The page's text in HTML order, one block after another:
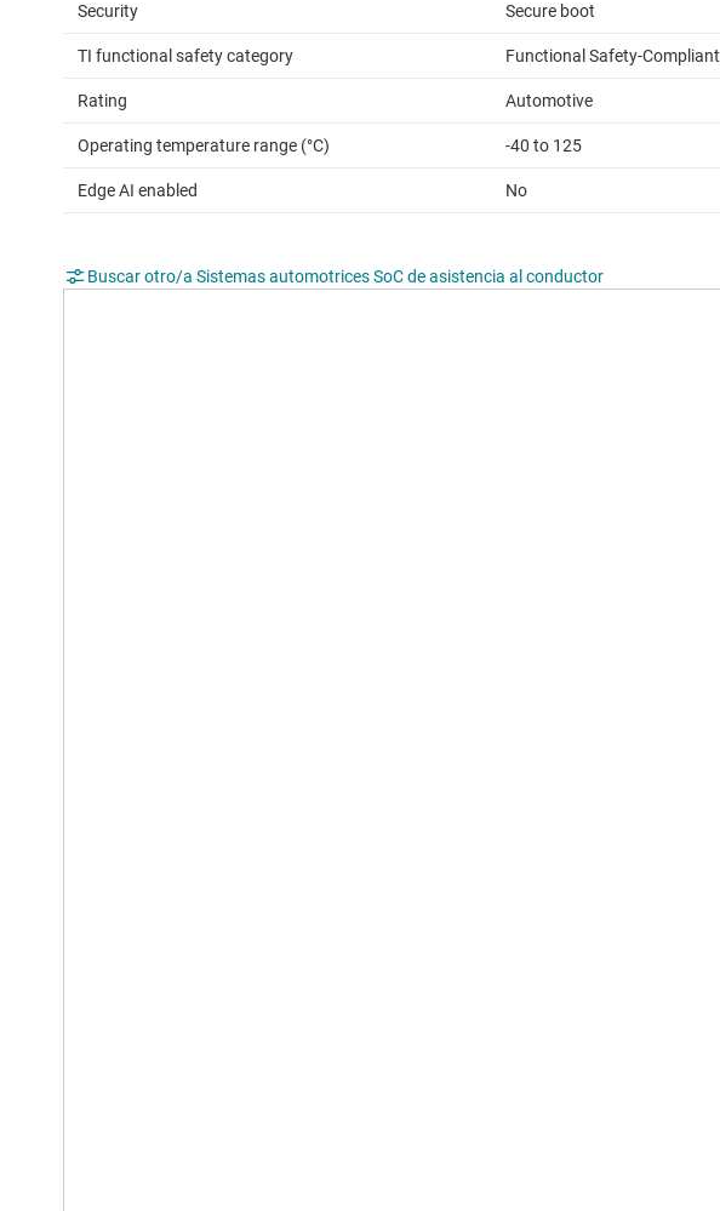
Security Secure boot
TI functional safety category Functional Safety-Compliant
Rating Automotive
Operating temperature range (°C) -40 to 125
Edge AI enabled No
Buscar otro/a Sistemas automotrices SoC de asistencia al conductor